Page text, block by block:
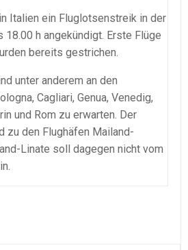
Italien ein Fluglotsenstreik in der
18.00 h angekündigt. Erste Flüge
bereits gestrichen.
unter anderem an den
Cagliari, Genua, Venedig,
und Rom zu erwarten. Der
zu den Flughäfen Mailand-
Linate soll dagegen nicht vom